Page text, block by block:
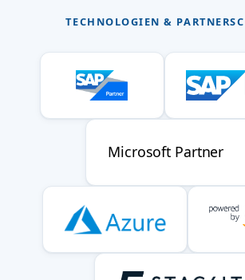
TECHNOLOGIEN &